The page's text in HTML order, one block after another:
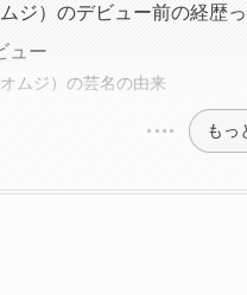
ジ）のデビュー前の経歴
ュー
ムジ）の芸名の由来
もっ